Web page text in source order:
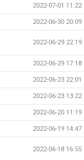
2022-07-01 11:22
2022-06-30 20:09
2022-06-29 22:19
2022-06-29 17:18
2022-06-23 22:01
2022-06-23 13:22
2022-06-20 11:19
2022-06-19 14:47
2022-06-18 16:55